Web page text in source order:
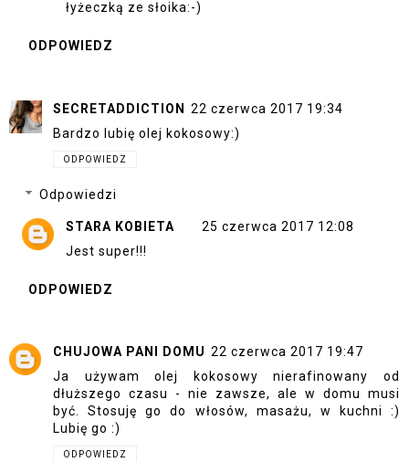
łyżeczką ze słoika:-)
ODPOWIEDZ
SECRETADDICTION 22 czerwca 2017 19:34
Bardzo lubię olej kokosowy:)
ODPOWIEDZ
Odpowiedzi
STARA KOBIETA
25 czerwca 2017 12:08
Jest super!!!
ODPOWIEDZ
CHUJOWA PANI DOMU 22 czerwca 2017 19:47
Ja używam olej kokosowy nierafinowany od
dłuższego czasu - nie zawsze, ale w domu musi
być. Stosuję go do włosów, masażu, w kuchni :)
Lubię go :)
ODPOWIEDZ